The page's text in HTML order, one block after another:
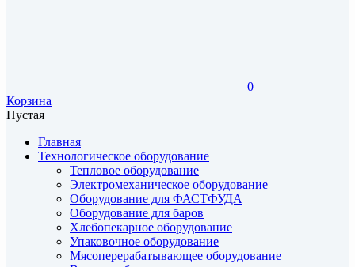
0
Корзина
Пустая
Главная
Технологическое оборудование
Тепловое оборудование
Электромеханическое оборудование
Оборудование для ФАСТФУДА
Оборудование для баров
Хлебопекарное оборудование
Упаковочное оборудование
Мясоперерабатывающее оборудование